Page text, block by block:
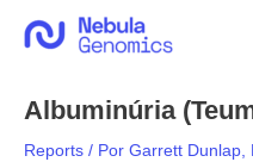
para
Albuminúria
Reports / Por Garrett Dunlap,